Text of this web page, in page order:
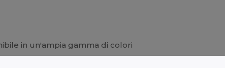
in un'ampia gamma di colori